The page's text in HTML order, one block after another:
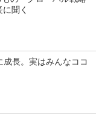
聞く
長。実はみんなココ